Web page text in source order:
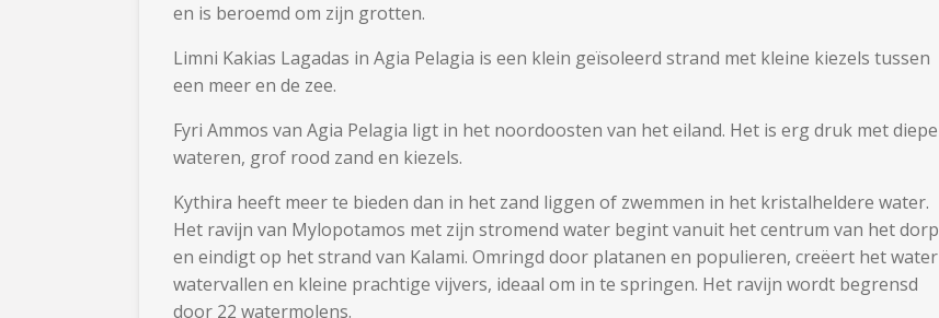
en is beroemd om zijn grotten.
Limni Kakias Lagadas in Agia Pelagia is een klein geïsoleerd strand met kleine kiezels tussen
een meer en de zee.
Fyri Ammos van Agia Pelagia ligt in het noordoosten van het eiland. Het is erg druk met diepe
wateren, grof rood zand en kiezels.
Kythira heeft meer te bieden dan in het zand liggen of zwemmen in het kristalheldere water.
Het ravijn van Mylopotamos met zijn stromend water begint vanuit het centrum van het dorp
en eindigt op het strand van Kalami. Omringd door platanen en populieren, creëert het water
watervallen en kleine prachtige vijvers, ideaal om in te springen. Het ravijn wordt begrensd
door 22 watermolens.